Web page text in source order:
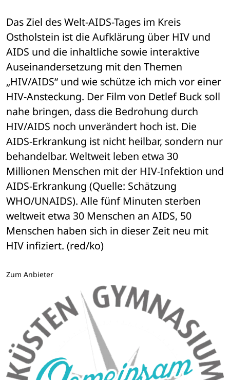
Das Ziel des Welt-AIDS-Tages im Kreis
Ostholstein ist die Aufklärung über HIV und
AIDS und die inhaltliche sowie interaktive
Auseinandersetzung mit den Themen
„HIV/AIDS“ und wie schütze ich mich vor einer
HIV-Ansteckung. Der Film von Detlef Buck soll
nahe bringen, dass die Bedrohung durch
HIV/AIDS noch unverändert hoch ist. Die
AIDS-Erkrankung ist nicht heilbar, sondern nur
behandelbar. Weltweit leben etwa 30
Millionen Menschen mit der HIV-Infektion und
AIDS-Erkrankung (Quelle: Schätzung
WHO/UNAIDS). Alle fünf Minuten sterben
weltweit etwa 30 Menschen an AIDS, 50
Menschen haben sich in dieser Zeit neu mit
HIV infiziert. (red/ko)
Zum Anbieter